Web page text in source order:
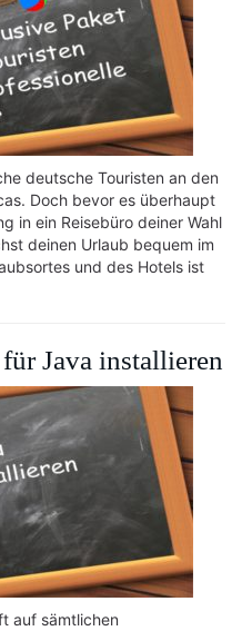
deutsche Touristen an den
Doch bevor es überhaupt
in ein Reisebüro deiner Wahl
deinen Urlaub bequem im
und des Hotels ist
Java installieren
auf sämtlichen